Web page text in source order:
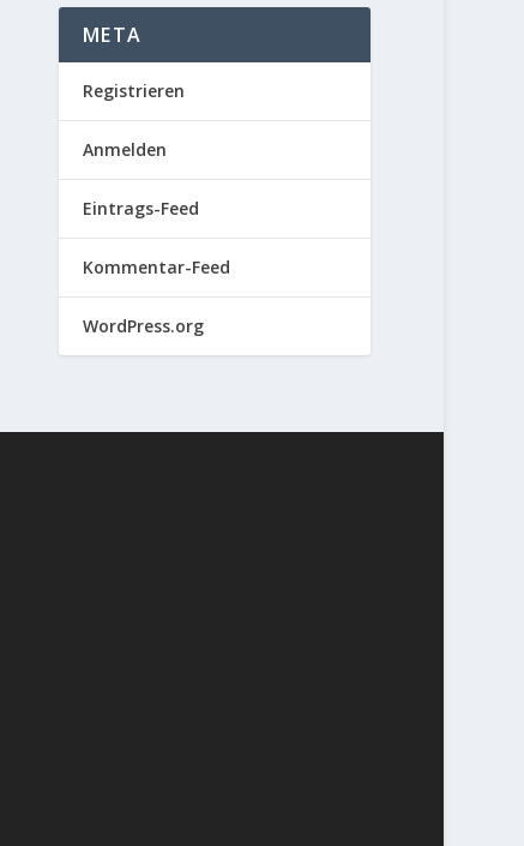
META
Registrieren
Anmelden
Eintrags-Feed
Kommentar-Feed
WordPress.org